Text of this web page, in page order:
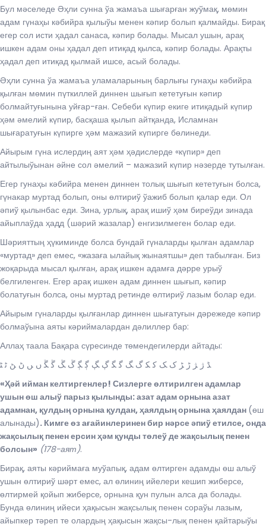
Бул мәселеде Әҳли сунна ўа жамаъа шығарған жуўмақ, мөмин
адам гүнаҳы кәбийра қылыўы менен кәпир болып қалмайды. Бирақ
егер сол исти ҳадал санаса, кәпир болады. Мысал ушын, арақ
ишкен адам оны ҳадал деп итиқад қылса, кәпир болады. Арақты
ҳадал деп итиқад қылмай ишсе, асый болады.
Әҳли сунна ўа жамаъа уламаларының барлығы гунаҳы кәбийра
қылған мөмин пүткиллей диннен шығып кететуғын кәпир
болмайтуғынына уйғар-ған. Себеби күпир екиге итиқадый күпир
ҳәм әмелий күпир, басқаша қылып айтқанда, Исламнан
шығаратуғын күпирге ҳәм мажазий күпирге бөлинеди.
Айырым гүна ислердиң аят ҳәм ҳәдислерде «күпир» деп
айтылыўынан әйне сол әмелий – мажазий күпир нәзерде тутылған.
Егер гунаҳы кәбийра менен диннен толық шығып кететуғын болса,
гүнакар муртад болып, оны өлтириў ўажиб болып қалар еди. Ол
әпиў қылынбас еди. Зина, урлық, арақ ишиў ҳәм биреўди зинада
айыплаўда ҳадд (шәрий жазалар) енгизилмеген болар еди.
Шәрияттың ҳүкиминде болса бундай гүналарды қылған адамлар
«муртад» деп емес, «жазаға ылайық жынаятшы» деп табылған. Биз
жоқарыда мысал қылған, арақ ишкен адамға дәрре урыў
белгиленген. Егер арақ ишкен адам диннен шығып, кәпир
болатуғын болса, оны муртад ретинде өлтириў лазым болар еди.
Айырым гүналарды қылғанлар диннен шығатуғын дәрежеде кәпир
болмаўына аяты кәриймалардан дәлиллер бар:
Аллаҳ таала Бақара сүресинде төмендегилерди айтады:
ﮉ ﮊ ﮋ ﮌ ﮍ ﮎ ﮏ ﮐ ﮑ ﮒ ﮓ ﮔ ﮕ ﮖ ﮗ ﮘ ﮙ ﮚ ﮛ ﮜ ﮝ ﮞ ﮟ ﮠ ﮡ ﮢ ﮣ
«Ҳәй ийман келтиргенлер! Сизлерге өлтирилген адамлар
ушын өш алыў парыз қылынды: азат адам орнына азат
адамнан, қулдың орнына қулдан, ҳаялдың орнына ҳаялдан (өш
алынады). Кимге өз ағайинлеринен бир нәрсе әпиў етилсе, онда
жақсылық пенен ерсин ҳәм қунды төлеў де жақсылық пенен
болсын» (178-аят).
Бирақ, аяты кәриймаға муўапық, адам өлтирген адамды өш алыў
ушын өлтириў шәрт емес, ал өлиниң ийелери кешип жиберсе,
өлтирмей қойып жиберсе, орнына қун пулын алса да болады.
Бунда өлиниң ийеси ҳақысын жақсылық пенен сораўы лазым,
айыпкер тәреп те олардың ҳақысын жақсы-лық пенен қайтарыўы